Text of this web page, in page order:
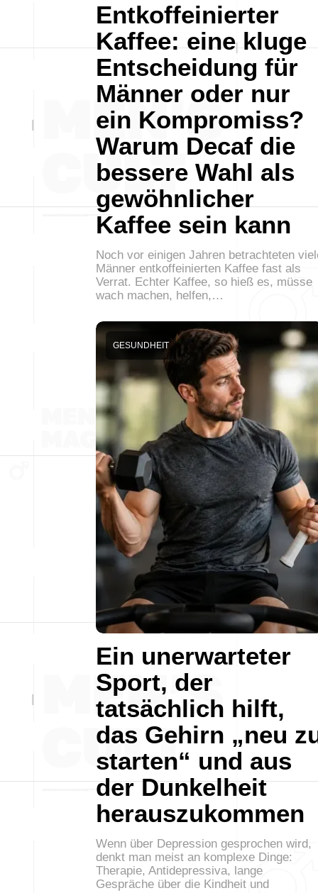
Entkoffeinierter
Kaffee: eine kluge
Entscheidung für
Männer oder nur
ein Kompromiss?
Warum Decaf die
bessere Wahl als
gewöhnlicher
Kaffee sein kann
Noch vor einigen Jahren betrachteten
Männer entkoffeinierten Kaffee fast als
Verrat. Echter Kaffee, so hieß es, müsse
wach machen, helfen,…
Ein unerwarteter
Sport, der
tatsächlich hilft,
das Gehirn „neu
starten“ und aus
der Dunkelheit
herauszukommen
GESUNDHEIT
Wenn über Depression gesprochen wird,
denkt man meist an komplexe Dinge:
Therapie, Antidepressiva, lange
Gespräche über die Kindheit und